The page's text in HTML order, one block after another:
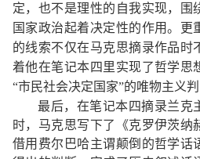
定，也不是理性的自我实现，围
国家政治起着决定性的作用。更
的线索不仅在马克思摘录作品时
着他在笔记本四里实现了哲学思
“市民社会决定国家”的唯物主义判
最后，在笔记本四摘录兰克
时，马克思写下了《克罗伊茨纳
借用费尔巴哈主谓颠倒的哲学话